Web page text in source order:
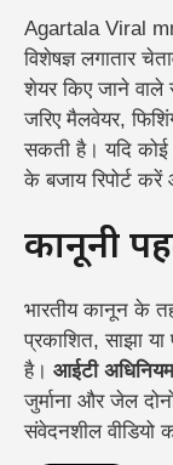
Agartala Viral
विशेषज्ञ लगातार
शेयर किए जाने वाले
जरिए मैलवेयर,
सकती है।यदि
के बजाय रिपोर्ट
कानूनी
भारतीय कानून के
प्रकाशित, साझा या
है। आईटी
जुर्माना और जेल
संवेदनशील वीडियो